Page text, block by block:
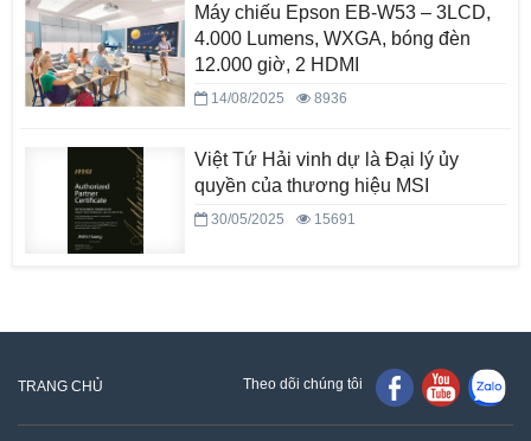
Máy chiếu Epson EB-W53 – 3LCD,
4.000 Lumens, WXGA, bóng đèn
12.000 giờ, 2 HDMI
14/08/2025 8936
Việt Tứ Hải vinh dự là Đại lý ủy
quyền của thương hiệu MSI
30/05/2025 15691
TRANG CHỦ Theo dõi chúng tôi